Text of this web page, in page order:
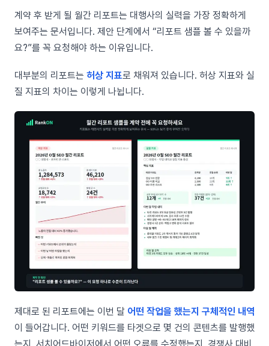
계약 후 받게 될 월간 리포트는 대행사의 실력을 가장 정확하게
보여주는 문서입니다. 제안 단계에서 “리포트 샘플 볼 수 있을까
요?”를 꼭 요청해야 하는 이유입니다.
대부분의 리포트는 허상 지표로 채워져 있습니다. 허상 지표와 실
질 지표의 차이는 이렇게 나뉩니다.
제대로 된 리포트에는 이번 달 어떤 작업을 했는지 구체적인 내역
이 들어갑니다. 어떤 키워드를 타겟으로 몇 건의 콘텐츠를 발행했
는지, 서치어드바이저에서 어떤 오류를 수정했는지, 경쟁사 대비